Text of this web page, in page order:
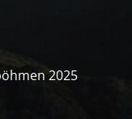
2025